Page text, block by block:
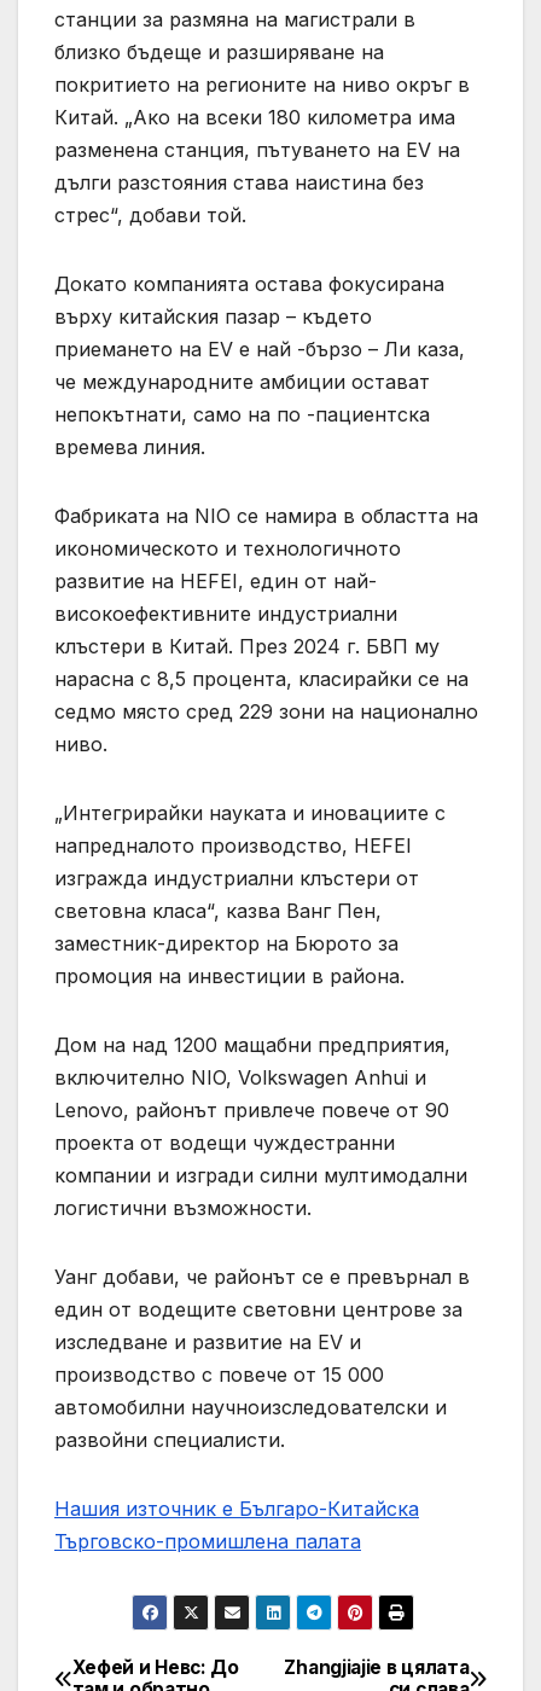
станции за размяна на магистрали в
близко бъдеще и разширяване на
покритието на регионите на ниво окръг в
Китай. „Ако на всеки 180 километра има
разменена станция, пътуването на EV на
дълги разстояния става наистина без
стрес“, добави той.
Докато компанията остава фокусирана
върху китайския пазар – където
приемането на EV е най -бързо – Ли каза,
че международните амбиции остават
непокътнати, само на по -пациентска
времева линия.
Фабриката на NIO се намира в областта на
икономическото и технологичното
развитие на HEFEI, един от най-
високоефективните индустриални
клъстери в Китай. През 2024 г. БВП му
нарасна с 8,5 процента, класирайки се на
седмо място сред 229 зони на национално
ниво.
„Интегрирайки науката и иновациите с
напредналото производство, HEFEI
изгражда индустриални клъстери от
световна класа“, казва Ванг Пен,
заместник-директор на Бюрото за
промоция на инвестиции в района.
Дом на над 1200 мащабни предприятия,
включително NIO, Volkswagen Anhui и
Lenovo, районът привлече повече от 90
проекта от водещи чуждестранни
компании и изгради силни мултимодални
логистични възможности.
Уанг добави, че районът се е превърнал в
един от водещите световни центрове за
изследване и развитие на EV и
производство с повече от 15 000
автомобилни научноизследователски и
развойни специалисти.
Нашия източник е Българо-Китайска
Търговско-промишлена палaта
Post
Zhangjiajie в цялата
Хефей и Невс: До